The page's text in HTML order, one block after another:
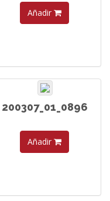
Añadir
200307_01_0896
Añadir